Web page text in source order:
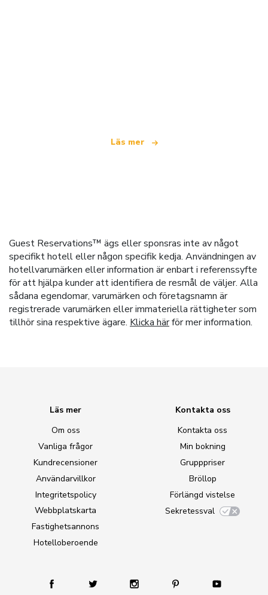
Läs mer
Guest Reservations™ ägs eller sponsras inte av något
specifikt hotell eller någon specifik kedja. Användningen av
hotellvarumärken eller information är enbart i referenssyfte
för att hjälpa kunder att identifiera de resmål de väljer. Alla
sådana egendomar, varumärken och företagsnamn är
registrerade varumärken eller immateriella rättigheter som
tillhör sina respektive ägare. Klicka härför mer information.
Läs mer
Om oss
Vanliga frågor
Kundrecensioner
Användarvillkor
Integritetspolicy
Webbplatskarta
Fastighetsannons
Hotelloberoende
Kontakta oss
Kontakta oss
Min bokning
Grupppriser
Bröllop
Förlängd vistelse
Sekretessval